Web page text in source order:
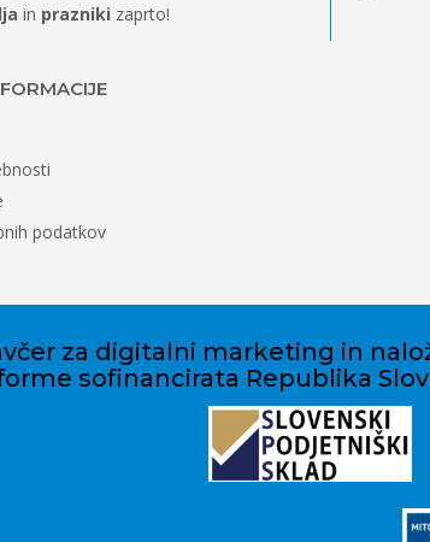
in prazniki zaprto!
podatkov
za digitalni marketing in
sofinancirata Republika